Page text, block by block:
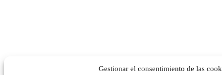
Gestionar el consentimiento de las